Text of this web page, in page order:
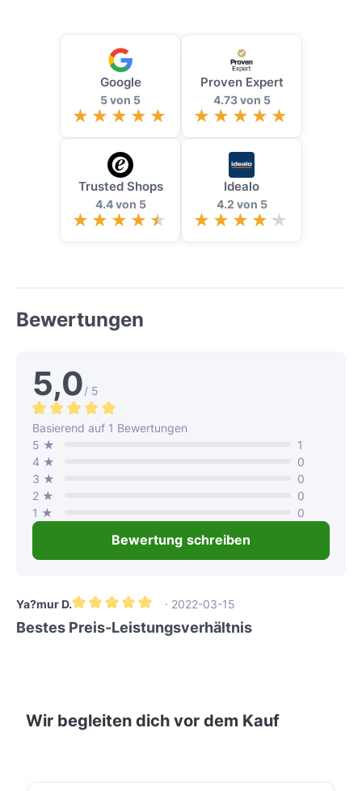
Google
5 von 5
Proven Expert
4.73 von 5
Trusted Shops
4.4 von 5
Idealo
4.2 von 5
Bewertungen
5,0/ 5
Durchschnittliche Bewertung von 5 von 5 Sternen
Basierend auf 1 Bewertungen
5 ★
1
4 ★
0
3 ★
0
2 ★
0
1 ★
0
Bewertung schreiben
Ya?mur D.
Durchschnittliche Bewertung von 5 von 5 Sternen
· 2022-03-15
Bestes Preis-Leistungsverhältnis
Wir begleiten dich vor dem Kauf